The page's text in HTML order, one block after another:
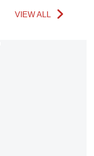
VIEW ALL